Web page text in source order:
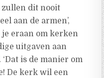
zullen dit nooit
aan de armen’,
je eraan om kerken
uitgaven aan
is de manier om
De kerk wil een